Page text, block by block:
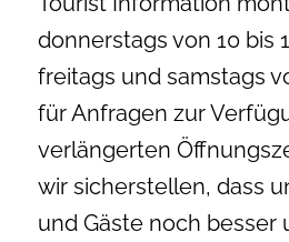
donnerstags von 10 bis
freitags und samstags
für Anfragen zur
verlängerten
wir sicherstellen, dass
und Gäste noch besser